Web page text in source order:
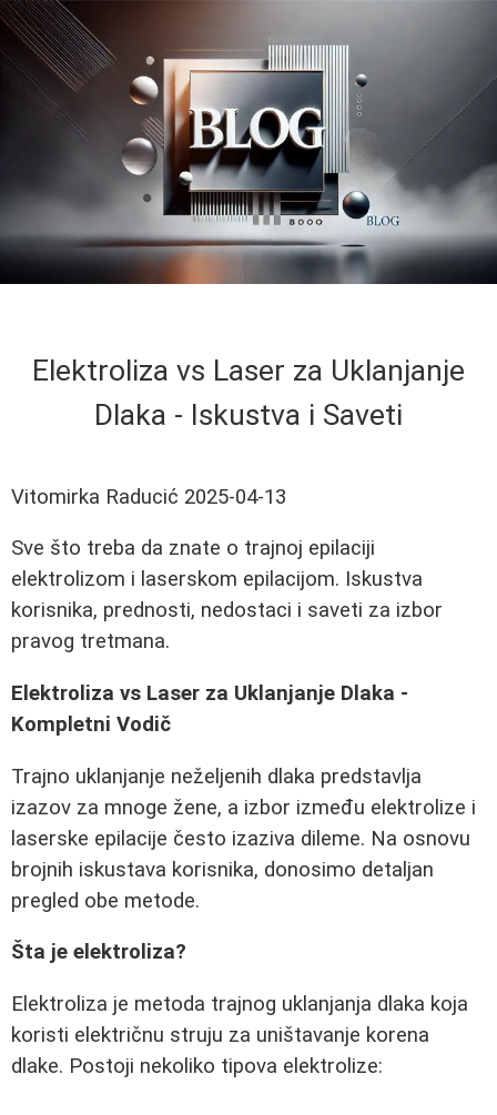
Elektroliza vs Laser za Uklanjanje
Dlaka - Iskustva i Saveti
Vitomirka Raducić 2025-04-13
Sve što treba da znate o trajnoj epilaciji
elektrolizom i laserskom epilacijom. Iskustva
korisnika, prednosti, nedostaci i saveti za izbor
pravog tretmana.
Elektroliza vs Laser za Uklanjanje Dlaka -
Kompletni Vodič
Trajno uklanjanje neželjenih dlaka predstavlja
izazov za mnoge žene, a izbor između elektrolize i
laserske epilacije često izaziva dileme. Na osnovu
brojnih iskustava korisnika, donosimo detaljan
pregled obe metode.
Šta je elektroliza?
Elektroliza je metoda trajnog uklanjanja dlaka koja
koristi električnu struju za uništavanje korena
dlake. Postoji nekoliko tipova elektrolize: